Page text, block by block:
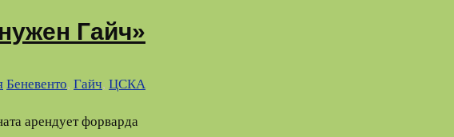
Гайч»
Беневенто, Гайч, ЦСКА
арендует форварда